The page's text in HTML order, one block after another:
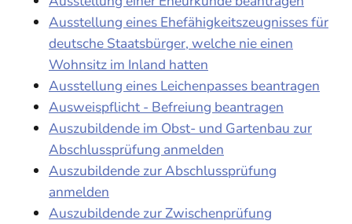
Ausstellung eines Ehefähigkeitszeugnisses für
deutsche Staatsbürger, welche nie einen
Wohnsitz im Inland hatten
Ausstellung eines Leichenpasses beantragen
Ausweispflicht - Befreiung beantragen
Auszubildende im Obst- und Gartenbau zur
Abschlussprüfung anmelden
Auszubildende zur Abschlussprüfung
anmelden
Auszubildende zur Zwischenprüfung